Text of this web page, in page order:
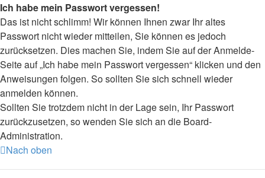
Ich habe mein Passwort vergessen!
Das ist nicht schlimm! Wir können Ihnen zwar Ihr altes
Passwort nicht wieder mitteilen, Sie können es jedoch
zurücksetzen. Dies machen Sie, indem Sie auf der Anmelde-
Seite auf „Ich habe mein Passwort vergessen“ klicken und den
Anweisungen folgen. So sollten Sie sich schnell wieder
anmelden können.
Sollten Sie trotzdem nicht in der Lage sein, Ihr Passwort
zurückzusetzen, so wenden Sie sich an die Board-
Administration.
Nach oben